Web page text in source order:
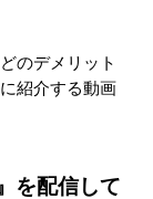
のデメリット
紹介する動画
を配信して